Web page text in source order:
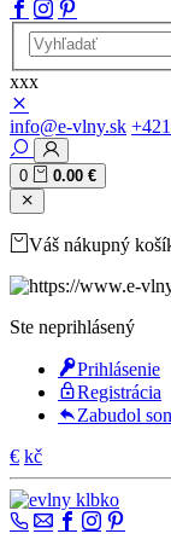
xxx
info@e-vlny.sk
0 0.00 €
Váš nákupný
Ste neprihlásený
Prihlásenie
Registrácia
Zabudol
€ kč